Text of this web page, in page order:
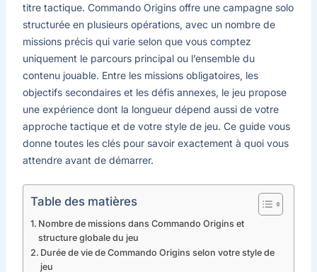
titre tactique. Commando Origins offre une campagne solo
structurée en plusieurs opérations, avec un nombre de
missions précis qui varie selon que vous comptez
uniquement le parcours principal ou l’ensemble du
contenu jouable. Entre les missions obligatoires, les
objectifs secondaires et les défis annexes, le jeu propose
une expérience dont la longueur dépend aussi de votre
approche tactique et de votre style de jeu. Ce guide vous
donne toutes les clés pour savoir exactement à quoi vous
attendre avant de démarrer.
Table des matières
Nombre de missions dans Commando Origins et
structure globale du jeu
Durée de vie de Commando Origins selon votre style de
jeu